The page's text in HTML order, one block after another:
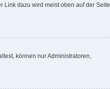
Link dazu wird meist oben auf der Seite
können nur Administratoren,